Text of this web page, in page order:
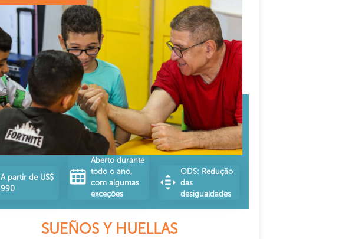
A partir de US$
990
Aberto durante
todo o ano,
com algumas
exceções
ODS: Redução
das
desigualdades
SUEÑOS Y HUELLAS